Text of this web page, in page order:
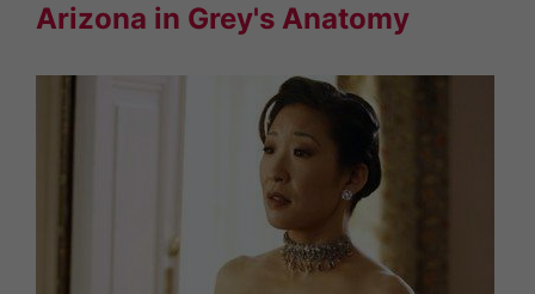
Arizona in Grey's Anatomy